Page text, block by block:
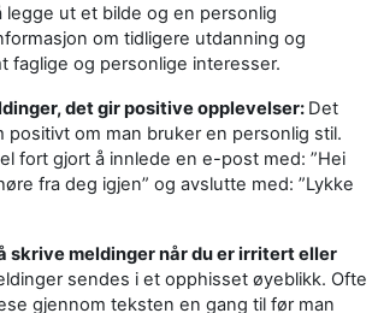
legge ut et bilde og en personlig
om tidligere utdanning og
faglige og personlige interesser.
det gir positive opplevelser: Det
positivt om man bruker en personlig stil.
fort gjort å innlede en e-post med: ”Hei
fra deg igjen” og avslutte med: ”Lykke
skrive meldinger når du er irritert eller
sendes i et opphisset øyeblikk. Ofte
gjennom teksten en gang til før man